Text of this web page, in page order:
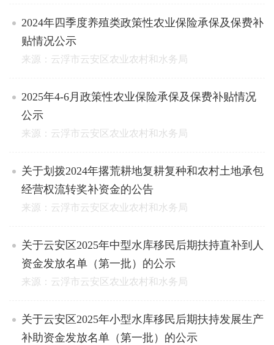
2024年四季度养殖类政策性农业保险承保及保费补
贴情况公示
来源：云浮市云安区农业农村和水务局
2025年4-6月政策性农业保险承保及保费补贴情况
公示
来源：云浮市云安区农业农村和水务局
关于划拨2024年撂荒耕地复耕复种和农村土地承包
经营权流转奖补资金的公告
来源：云浮市云安区农业农村和水务局
关于云安区2025年中型水库移民后期扶持直补到人
资金发放名单（第一批）的公示
来源：云浮市云安区农业农村和水务局
关于云安区2025年小型水库移民后期扶持发展生产
补助资金发放名单（第一批）的公示